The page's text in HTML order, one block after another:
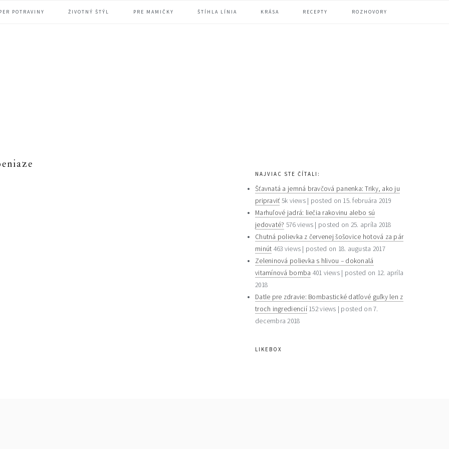
POTRAVINY ŽIVOTNÝ ŠTÝL PRE MAMIČKY ŠTÍHLA LÍNIA KRÁSA RECEPTY ROZHOVORY
primary
sidebar
NAJVIAC STE ČÍTALI:
Šťavnatá a jemná bravčová panenka: Triky, ako ju
pripraviť 5k views| posted on 15. februára 2019
Marhuľové jadrá: liečia rakovinu alebo sú
jedovaté? 576 views | posted on 25. apríla 2018
Chutná polievka z červenej šošovice hotová za pár
minút 463 views | posted on 18. augusta 2017
Zeleninová polievka s hlivou – dokonalá
vitamínová bomba 401 views | posted on 12. apríla
2018
Datle pre zdravie: Bombastické datľové guľky len z
troch ingrediencií 152 views | posted on 7.
decembra 2018
LIKEBOX